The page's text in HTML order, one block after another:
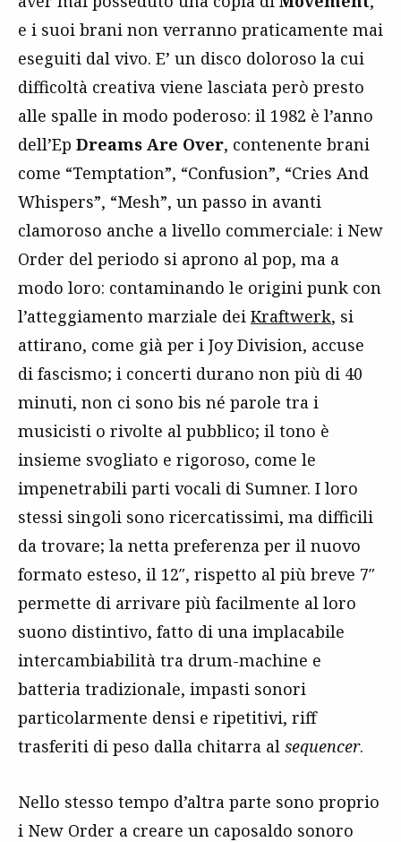
e i suoi brani non verranno praticamente mai
eseguiti dal vivo. E’ un disco doloroso la cui
difficoltà creativa viene lasciata però presto
alle spalle in modo poderoso: il 1982 è l’anno
dell’Ep Dreams Are Over, contenente brani
come “Temptation”, “Confusion”, “Cries And
Whispers”, “Mesh”, un passo in avanti
clamoroso anche a livello commerciale: i New
Order del periodo si aprono al pop, ma a
modo loro: contaminando le origini punk con
l’atteggiamento marziale dei Kraftwerk, si
attirano, come già per i Joy Division, accuse
di fascismo; i concerti durano non più di 40
minuti, non ci sono bis né parole tra i
musicisti o rivolte al pubblico; il tono è
insieme svogliato e rigoroso, come le
impenetrabili parti vocali di Sumner. I loro
stessi singoli sono ricercatissimi, ma difficili
da trovare; la netta preferenza per il nuovo
formato esteso, il 12″, rispetto al più breve 7″
permette di arrivare più facilmente al loro
suono distintivo, fatto di una implacabile
intercambiabilità tra drum-machine e
batteria tradizionale, impasti sonori
particolarmente densi e ripetitivi, riff
trasferiti di peso dalla chitarra al sequencer.
Nello stesso tempo d’altra parte sono proprio
i New Order a creare un caposaldo sonoro